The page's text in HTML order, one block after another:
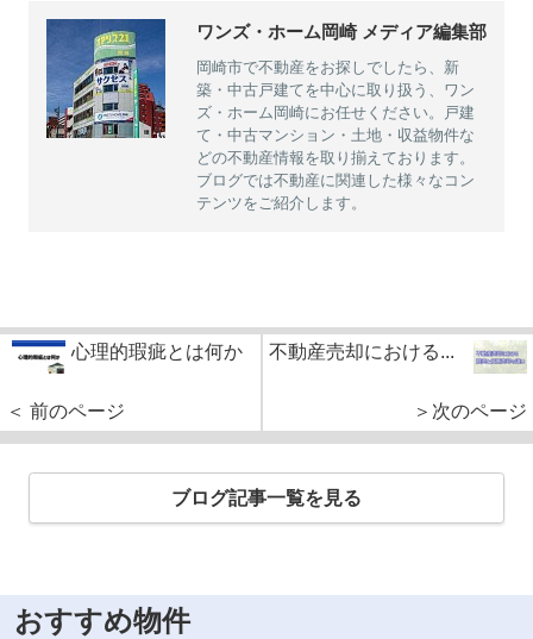
ワンズ・ホーム岡崎 メディア編集部
岡崎市で不動産をお探しでしたら、新
築・中古戸建てを中心に取り扱う、ワン
ズ・ホーム岡崎にお任せください。戸建
て・中古マンション・土地・収益物件な
どの不動産情報を取り揃えております。
ブログでは不動産に関連した様々なコン
テンツをご紹介します。
心理的瑕疵とは何か
＜ 前のページ
不動産売却における...
＞次のページ
ブログ記事一覧を見る
おすすめ物件